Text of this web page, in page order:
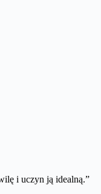
i uczyn ją idealną.”